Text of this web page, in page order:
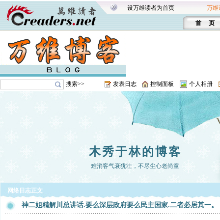
设万维读者为首页 万维
首 页
搜索>> 发表日志 控制面板 个人相册
木秀于林的博客
难消客气衰犹壮，不尽尘心老尚童
网络日志正文
神二姐精解川总讲话.要么深层政府要么民主国家.二者必居其一。